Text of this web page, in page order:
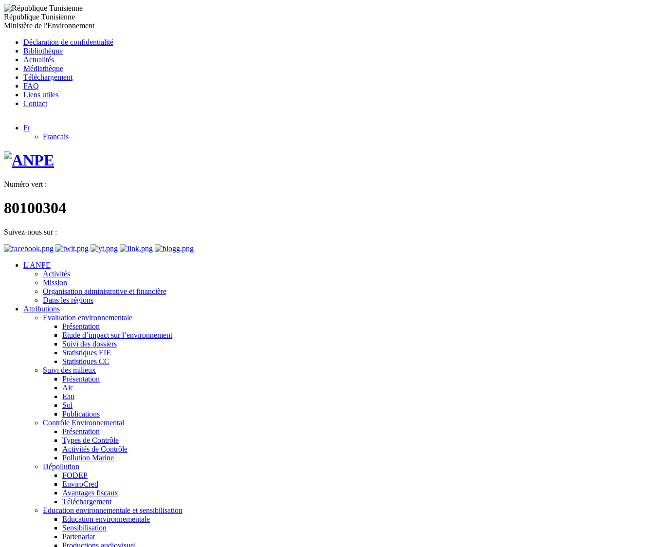
République Tunisienne
Ministère de l'Environnement
Déclaration de confidentialité
Bibliothèque
Actualités
Médiathèque
Téléchargement
FAQ
Liens utiles
Contact
Fr
Francais
Numéro vert :
80100304
Suivez-nous sur :
L'ANPE
Activités
Mission
Organisation administrative et financière
Dans les régions
Attributions
Evaluation environnementale
Présentation
Etude d’impact sur l’environnement
Suivi des dossiers
Statistiques EIE
Statistiques CC
Suivi des milieux
Présentation
Air
Eau
Sol
Publications
Contrôle Environnemental
Présentation
Types de Contrôle
Activités de Contrôle
Pollution Marine
Dépollution
FODEP
EnviroCred
Avantages fiscaux
Téléchargement
Education environnementale et sensibilisation
Education environnementale
Sensibilisation
Partenariat
Productions audiovisuel